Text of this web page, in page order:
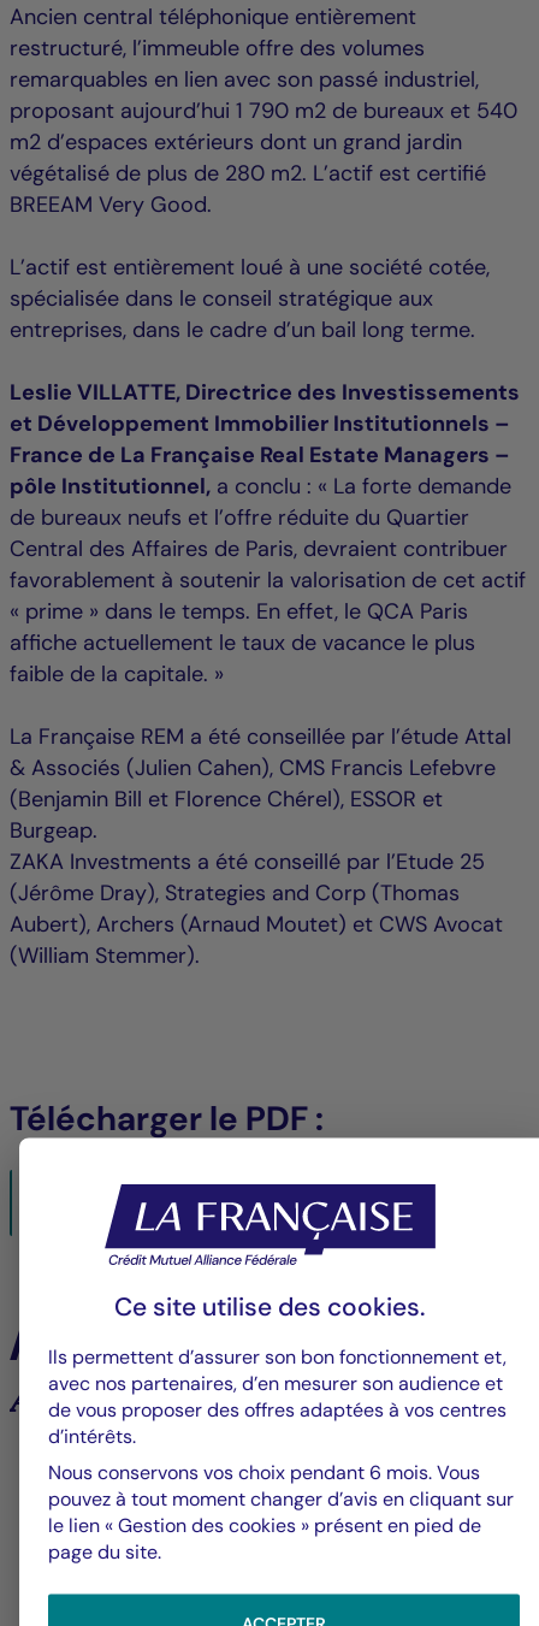
Ancien central téléphonique entièrement
restructuré, l’immeuble offre des volumes
remarquables en lien avec son passé industriel,
proposant aujourd’hui 1 790 m2 de bureaux et 540
m2 d’espaces extérieurs dont un grand jardin
végétalisé de plus de 280 m2. L’actif est certifié
BREEAM Very Good.
L’actif est entièrement loué à une société cotée,
spécialisée dans le conseil stratégique aux
entreprises, dans le cadre d’un bail long terme.
Leslie VILLATTE, Directrice des Investissements
et Développement Immobilier Institutionnels –
France de La Française Real Estate Managers –
pôle Institutionnel, a conclu : « La forte demande
de bureaux neufs et l’offre réduite du Quartier
Central des Affaires de Paris, devraient contribuer
favorablement à soutenir la valorisation de cet actif
« prime » dans le temps. En effet, le QCA Paris
affiche actuellement le taux de vacance le plus
faible de la capitale. »
La Française REM a été conseillée par l’étude Attal
& Associés (Julien Cahen), CMS Francis Lefebvre
(Benjamin Bill et Florence Chérel), ESSOR et
Burgeap.
ZAKA Investments a été conseillé par l’Etude 25
(Jérôme Dray), Strategies and Corp (Thomas
Aubert), Archers (Arnaud Moutet) et CWS Avocat
(William Stemmer).
Télécharger le PDF :
CP_La_Francaise_REM_BASSANO_PARIS_FR_FINAL.pdf
18/09/2024- PDF377 Ko
À la une
Analyses et tendances des marchés
6
Groupe La Française
Ce site utilise des cookies.
Ils permettent d’assurer son bon fonctionnement et,
avec nos partenaires, d’en mesurer son audience et
de vous proposer des offres adaptées à vos centres
d’intérêts.
Nous conservons vos choix pendant 6 mois. Vous
pouvez à tout moment changer d’avis en cliquant sur
le lien « Gestion des cookies » présent en pied de
page du site.